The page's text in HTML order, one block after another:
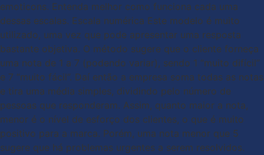
emoticons. Entenda melhor como funciona cada uma
dessas escalas. Escala numérica Este modelo é muito
utilizado, uma vez que pode apresentar uma resposta
bastante objetiva. O método sugere que o cliente forneça
uma nota de 1 a 7 (podendo variar), sendo 1 “muito difícil”
e 7 “muito fácil”. Daí então a empresa soma todas as notas
e tira uma média simples, dividindo pelo número de
pessoas que responderam. Assim, quanto maior a nota,
menor é o nível de esforço dos clientes, o que é muito
positivo para a marca. Porém, uma nota menor que 5
sugere que há problemas urgentes a serem resolvidos.